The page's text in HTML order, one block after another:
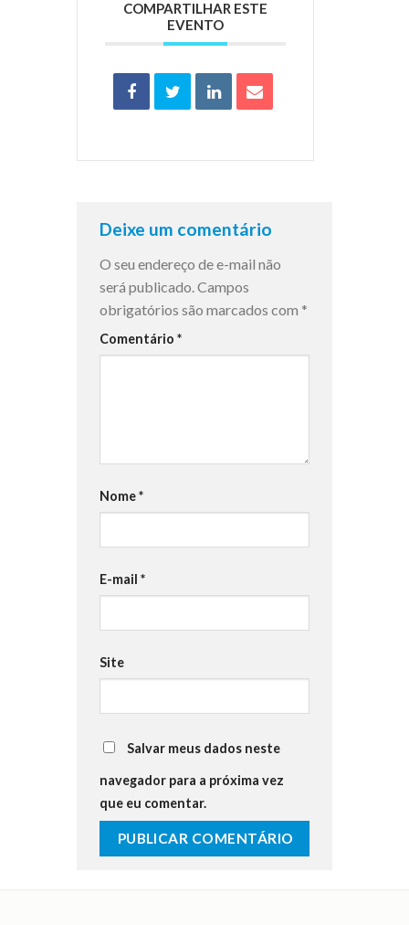
COMPARTILHAR ESTE
EVENTO
Deixe um comentário
O seu endereço de e-mail não
será publicado. Campos
obrigatórios são marcados com *
Comentário *
Nome*
E-mail *
Site
Salvar meus dados neste
navegador para a próxima vez
que eu comentar.